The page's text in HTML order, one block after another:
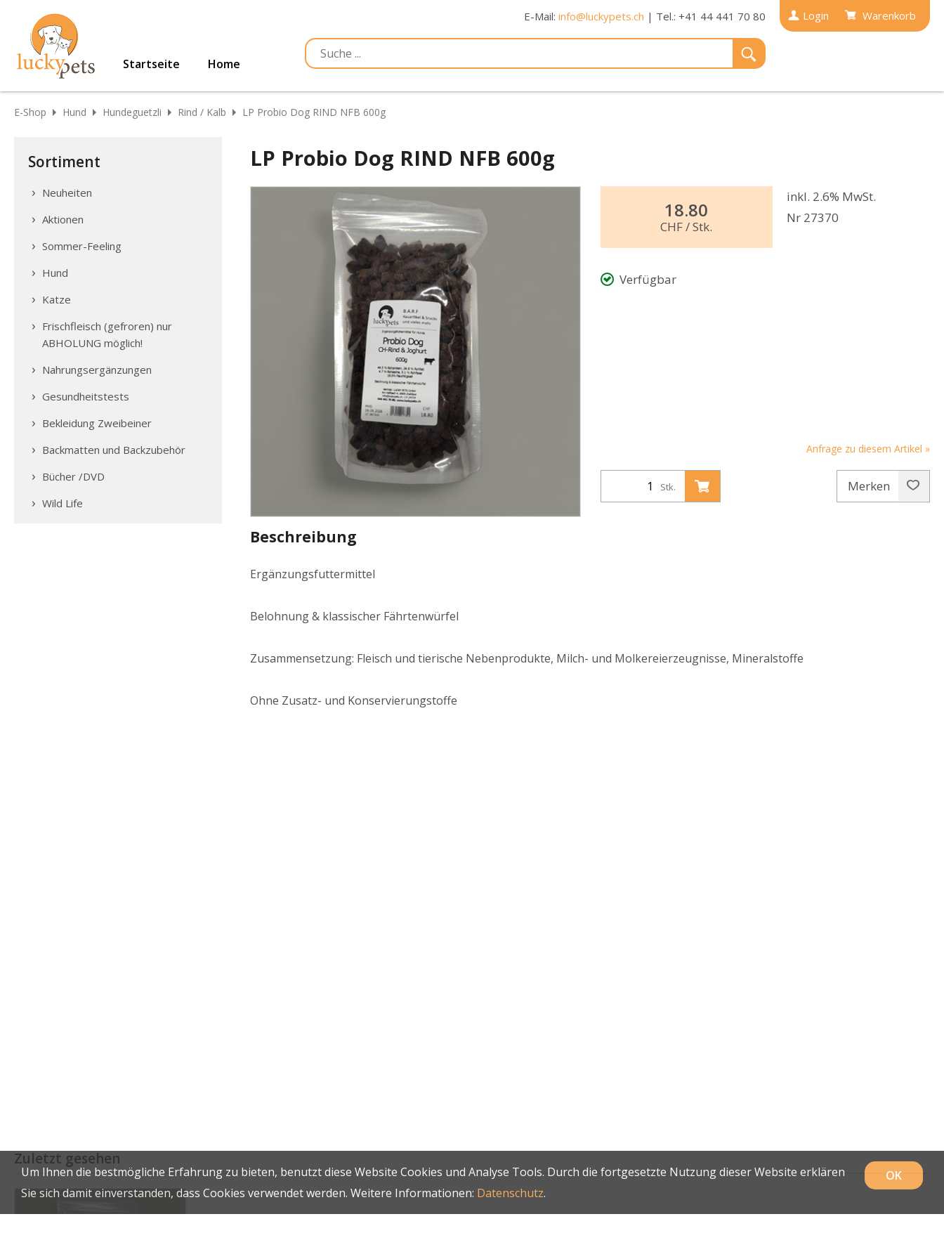
Login Warenkorb
E-Mail: info@luckypets.ch | Tel.: +41 44 441 70 80
Startseite Home
E-Shop Hund Hundeguetzli Rind / Kalb LP Probio Dog RIND NFB 600g
Sortiment
Neuheiten
Aktionen
Sommer-Feeling
Hund
Katze
Frischfleisch (gefroren) nur
ABHOLUNG möglich!
Nahrungsergänzungen
Gesundheitstests
Bekleidung Zweibeiner
Backmatten und Backzubehör
Bücher /DVD
Wild Life
LP Probio Dog RIND NFB 600g
18.80
CHF/ Stk.
inkl. 2.6% MwSt.
Nr 27370
Verfügbar
Anfrage zu diesem Artikel »
Stk. Merken
Beschreibung
Ergänzungsfuttermittel
Belohnung & klassischer Fährtenwürfel
Zusammensetzung: Fleisch und tierische Nebenprodukte, Milch- und Molkereierzeugnisse, Mineralstoffe
Ohne Zusatz- und Konservierungstoffe
Zuletzt gesehen
OK
Um Ihnen die bestmögliche Erfahrung zu bieten, benutzt diese Website Cookies und Analyse Tools. Durch die fortgesetzte Nutzung dieser Website erklären
Sie sich damit einverstanden, dass Cookies verwendet werden. Weitere Informationen: Datenschutz.